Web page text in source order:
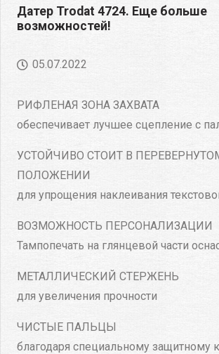
Датер Trodat 4724. Еще больше
возможностей!
05.07.2022
РИФЛЕНАЯ ЗОНА ЗАХВАТА
обеспечивает лучшее сцепление с
УСТОЙЧИВО СТОИТ В
ПОЛОЖЕНИИ
для упрощения наклеивания
ВОЗМОЖНОСТЬ ПЕРСОНАЛИЗАЦИИ
Тампопечать на глянцевой части
МЕТАЛЛИЧЕСКИЙ СТЕРЖЕНЬ
для увеличения прочности
ЧИСТЫЕ ПАЛЬЦЫ
благодаря специальному защитному